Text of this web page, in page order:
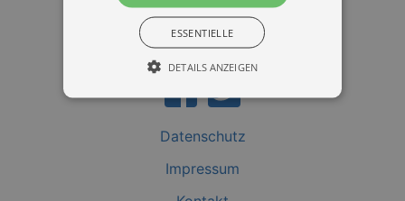
Datenschutz
Impressum
ESSENTIELLE
DETAILS ANZEIGEN
Essentiell Performance
Essentielle Cookies werden für die
gebraucht. Zum Beispiel für das Login in Ihren